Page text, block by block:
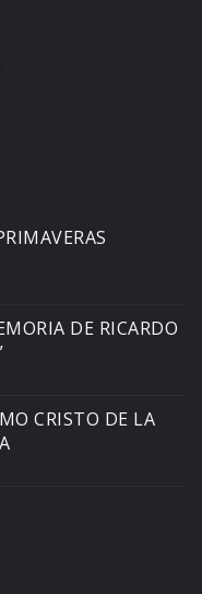
DE RICARDO
CRISTO DE LA